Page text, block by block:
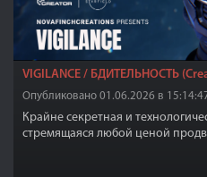
VIGILANCE / БДИТЕЛЬНОСТЬ
Опубликовано 01.06.2026 в
Крайне секретная и
стремящаяся любой ценой